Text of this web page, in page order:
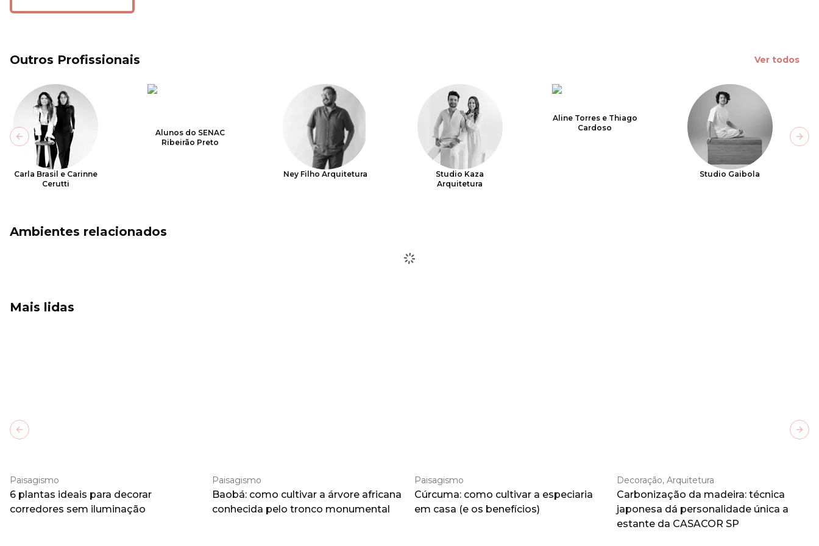
Outros Profissionais Ver todos
Carla Brasil e Carinne
Cerutti
Alunos do SENAC
Ribeirão Preto
Ney Filho Arquitetura
Studio Kaza
Arquitetura
Aline Torres e Thiago
Cardoso
Studio Gaibola
Previous slide
Ambientes relacionados
Mais lidas
Paisagismo
6 plantas ideais para decorar
corredores sem iluminação
Paisagismo
Baobá: como cultivar a árvore africana
conhecida pelo tronco monumental
Paisagismo
Cúrcuma: como cultivar a especiaria
em casa (e os benefícios)
Decoração, Arquitetura
Carbonização da madeira: técnica
japonesa dá personalidade única a
estante da CASACOR SP
Previous slide